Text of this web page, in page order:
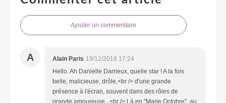
Ajouter un commentaire
A Alain Paris 19/12/2018 17:24
Hello. Ah Danielle Darrieux, quelle star ! A la fois
belle, malicieuse, drôle,<br /> d'une grande
présence à l'écran, souvent dans des rôles de
grande amoureuse...<br /> Là en "Marie Octobre", au